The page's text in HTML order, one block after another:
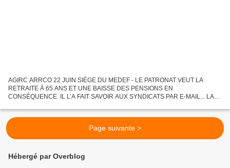
AGIRC ARRCO 22 JUIN SIÈGE DU MEDEF - LE PATRONAT VEUT LA
RETRAITE À 65 ANS ET UNE BAISSE DES PENSIONS EN
CONSÉQUENCE. IL L’A FAIT SAVOIR AUX SYNDICATS PAR E-MAIL... LA
Sous-indexation...
Page suivante >
Hébergé par Overblog